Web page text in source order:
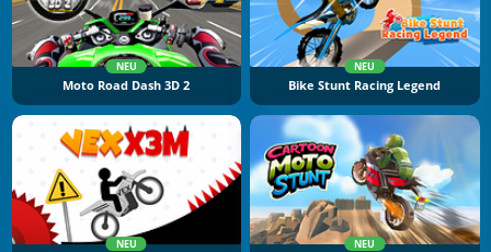
NEU
Moto Road Dash 3D 2
NEU
Bike Stunt Racing Legend
NEU NEU